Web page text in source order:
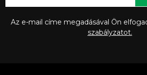
Az e-mail címe megadásával Ön
szabályzatot.